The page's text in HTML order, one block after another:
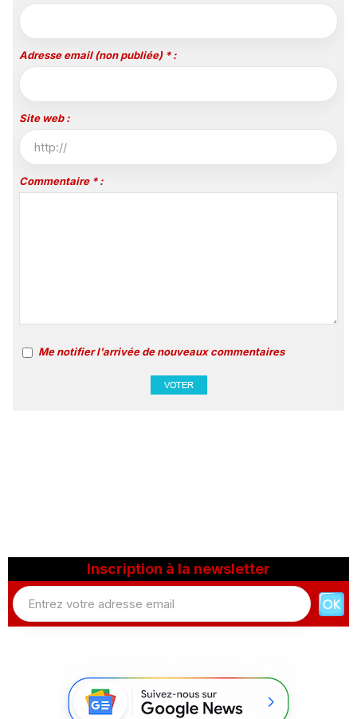
Adresse email (non publiée) * :
Site web :
Commentaire * :
Me notifier l'arrivée de nouveaux commentaires
Inscription à la newsletter